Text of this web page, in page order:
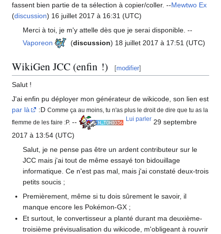
fassent bien partie de ta sélection à copier/coller. --Mewtwo Ex
(discussion) 16 juillet 2017 à 16:31 (UTC)
Merci à toi, je m'y attelle dès que je serai disponible. --
Vaporeon
(discussion) 18 juillet 2017 à 17:51 (UTC)
WikiGen JCC (enfin !) [modifier]
Salut !
J'ai enfin pu déployer mon générateur de wikicode, son lien est
par là
:D Comme ça au moins, tu n'as plus le droit de dire que tu as la
flemme de les faire :P. -- Lui parler 29 septembre
2017 à 13:54 (UTC)
Salut, je ne pense pas être un ardent contributeur sur le
JCC mais j'ai tout de même essayé ton bidouillage
informatique. Ce n'est pas mal, mais j'ai constaté deux-trois
petits soucis ;
Premièrement, même si tu dois sûrement le savoir, il
manque encore les Pokémon-GX ;
Et surtout, le convertisseur a planté durant ma deuxième-
troisième prévisualisation du wikicode, m'obligeant à rouvrir